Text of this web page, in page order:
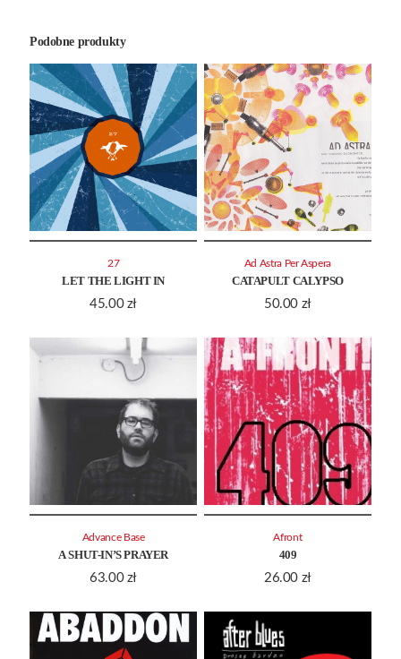
Podobne produkty
LET THE LIGHT IN
45.00 zł
27
CATAPULT CALYPSO
50.00 zł
Ad Astra Per Aspera
A SHUT-IN’S PRAYER
63.00 zł
Advance Base
409
26.00 zł
Afront